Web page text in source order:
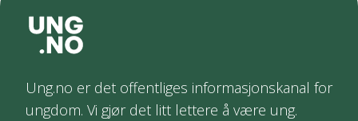
Ung.no er det offentliges informasjonskanal for
ungdom. Vi gjør det litt lettere å være ung.